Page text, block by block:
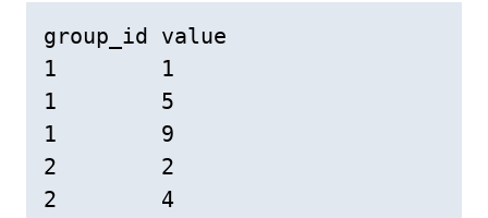
group_id value
1        1
1        5
1        9
2        2
2        4